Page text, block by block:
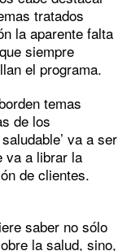
tratados
la aparente falta
siempre
el programa.
temas
de los
va a ser
va a librar la
de clientes.
saber no sólo
la salud, sino,